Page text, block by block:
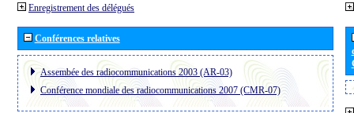
Enregistrement des délégués
Conférences relatives
Assembée des radiocommunications 2003 (AR-03)
Conférence mondiale des radiocommunications 2007 (CMR-07)